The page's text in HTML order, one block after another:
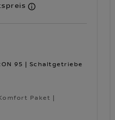
95 | Schaltgetriebe
Paket |